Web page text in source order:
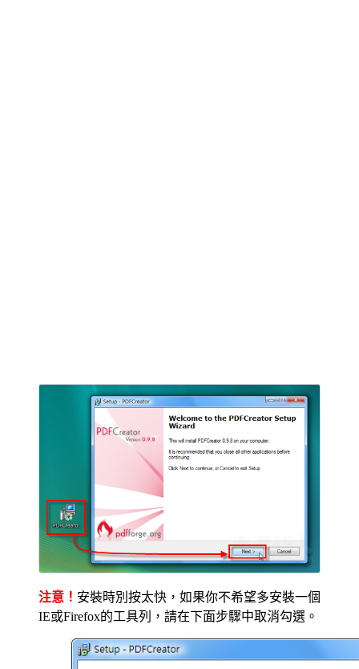
注意！ 安裝時別按太快，如果你不希望多安裝一個
IE或Firefox的工具列，請在下面步驟中取消勾選。